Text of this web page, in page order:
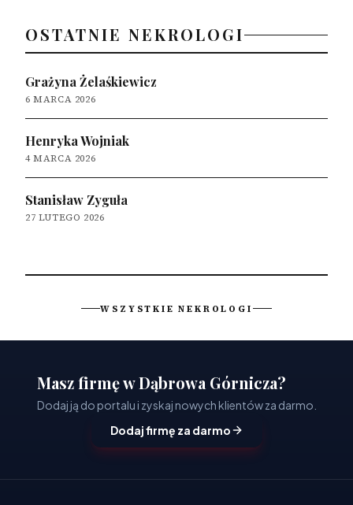
OSTATNIE NEKROLOGI
Grażyna Żelaśkiewicz
6 MARCA 2026
Henryka Wojniak
4 MARCA 2026
Stanisław Zyguła
27 LUTEGO 2026
WSZYSTKIE NEKROLOGI
Masz firmę w Dąbrowa Górnicza?
Dodaj ją do portalu i zyskaj nowych klientów za darmo.
Dodaj firmę za darmo